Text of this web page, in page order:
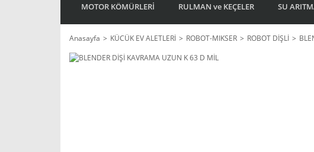
MOTOR KÖMÜRLERİ RULMAN ve KEÇELER SU
Anasayfa KÜCÜK EV ALETLERİ ROBOT-MIKSER ROBOT DİŞLİ